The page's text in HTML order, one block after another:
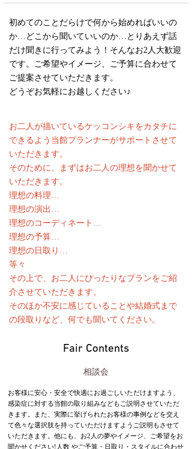
初めてのことだらけで何から始めればいいの
か…どこから聞いていいのか…とりあえず話
だけ聞きに行ってみよう！そんなお2人大歓迎
です。ご希望やイメージ、ご予算に合わせて
ご提案させていただきます。
どうぞお気軽にお越しください♪
お二人が描いているケッコンシキをカタチに
できるよう当館プランナーがサポートさせて
いただきます。
そのために、まずはお二人の理想を聞かせて
いただきます。
理想の料理…
理想の演出…
理想のコーディネート…
理想の予算…
理想の日取り…
等々
その上で、お二人にぴったりなプランをご紹
介させていただきます。
そのほか不安に感じていることや結婚式まで
の段取りなど、何でも聞いてください。
Fair Contents
相談会
お客様に安心・安全で快適にお過ごしいただけますよう、
感染症に対する当館の取り組みなどもご説明させていただ
きます。また、実際に挙げられたお客様の事例などを交え
て色々な選択肢を持っていただけますようご説明もさせて
いただきます。他にも、お2人の夢やイメージ、ご希望をお
聞かせください!人数 やご予算・日取り・スタイルに合わせ